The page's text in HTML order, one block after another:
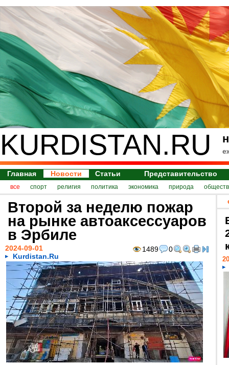
KURDISTAN.RU
Главная Новости Статьи Представительство
все спорт религия политика экономика природа
Второй за неделю пожар
на рынке автоаксессуаров
в Эрбиле
1489 0
2024-09-01
Kurdistan.Ru